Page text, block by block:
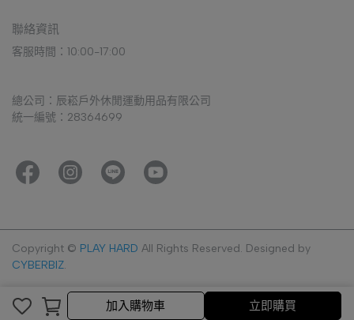
加入購物車
加入購物車 立即購買
聯絡資訊
客服時間：10:00-17:00
總公司：辰崧戶外休閒運動用品有限公司
統一編號：28364699
Copyright © PLAY HARD All Rights Reserved. Designed by
CYBERBIZ.